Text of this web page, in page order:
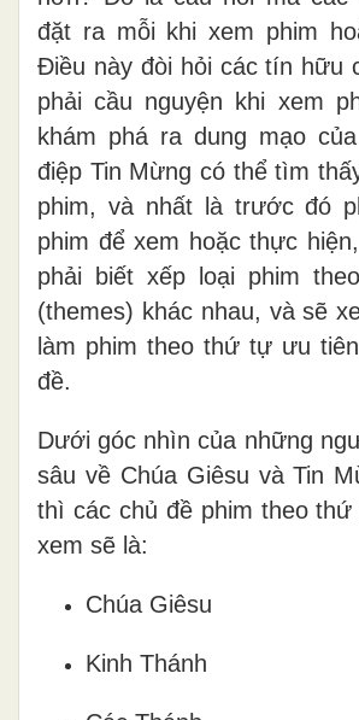
đặt ra mỗi khi xem phim
Điều này đòi hỏi các tín hữu
phải cầu nguyện khi xem
khám phá ra dung mạo
điệp Tin Mừng có thể tìm
phim, và nhất là trước đó
phim để xem hoặc thực
phải biết xếp loại phim
(themes) khác nhau, và sẽ
làm phim theo thứ tự ưu
đề.
Dưới góc nhìn của những
sâu về Chúa Giêsu và Tin
thì các chủ đề phim theo
xem sẽ là:
Chúa Giêsu
Kinh Thánh